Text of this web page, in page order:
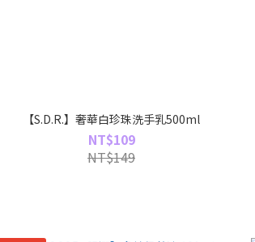
【S.D.R.】奢華白珍珠洗手乳500ml
NT$109
NT$149